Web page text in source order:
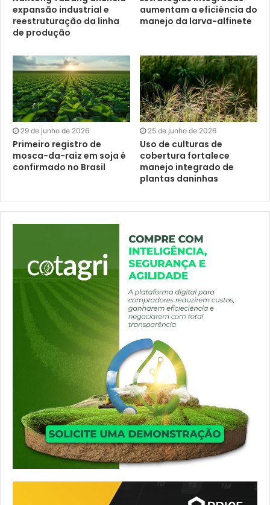
expansão industrial e
reestruturação da linha
de produção
aumentam a eficiência do
manejo da larva-alfinete
29 de junho de 2026
Primeiro registro de
mosca-da-raiz em soja é
confirmado no Brasil
25 de junho de 2026
Uso de culturas de
cobertura fortalece
manejo integrado de
plantas daninhas